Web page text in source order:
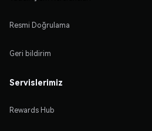
Resmi Doğrulama
Geri bildirim
Servislerimiz
Rewards Hub